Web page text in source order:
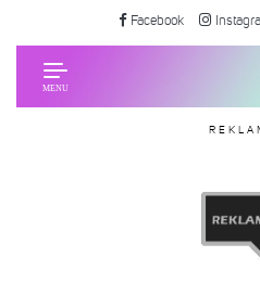
Facebook